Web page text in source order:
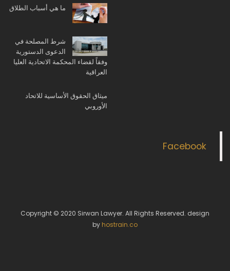
ما هي أسباب الطلاق
شرط المصلحة في
الدعوى الدستورية
وفقاً لقضاء المحكمة الاتحادية العليا
العراقية
ميثاق الحقوق الأساسية للاتحاد
الأوروبي
Facebook
Copyright © 2020 Sirwan Lawyer. All Rights Reserved. design
by hostrain.co